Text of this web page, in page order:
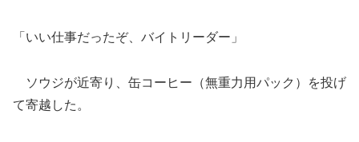
「いい仕事だったぞ、バイトリーダー」
ソウジが近寄り、缶コーヒー（無重力用パック）を投げ
て寄越した。